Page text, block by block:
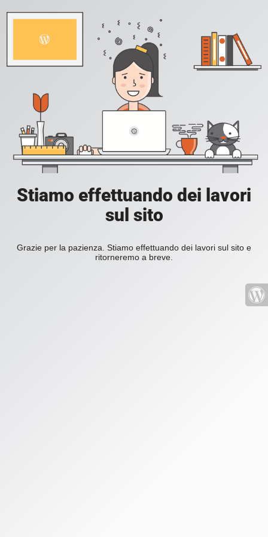
Stiamo effettuando dei lavori
sul sito
Grazie per la pazienza. Stiamo effettuando dei lavori sul sito e
ritorneremo a breve.